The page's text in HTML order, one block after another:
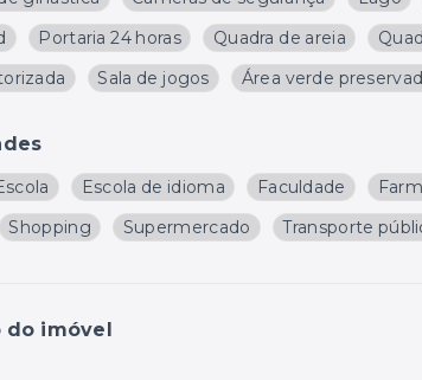
Portaria 24 horas Quadra de areia
Sala de jogos Área verde
Escola de idioma Faculdade
Shopping Supermercado Transporte
do imóvel